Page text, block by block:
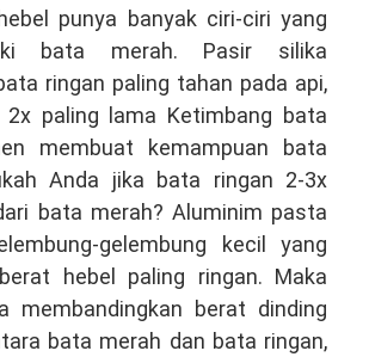
punya banyak ciri-ciri yang
bata merah. Pasir silika
ringan paling tahan pada api,
2x paling lama Ketimbang bata
membuat kemampuan bata
Anda jika bata ringan 2-3x
bata merah? Aluminim pasta
gelembung kecil yang
hebel paling ringan. Maka
membandingkan berat dinding
bata merah dan bata ringan,